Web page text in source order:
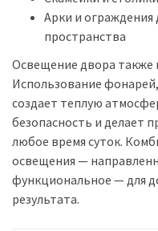
Арки и ограждения
пространства
Освещение двора также
Использование
создает теплую
безопасность и делает
любое время суток.
освещения —
функциональное — для
результата.